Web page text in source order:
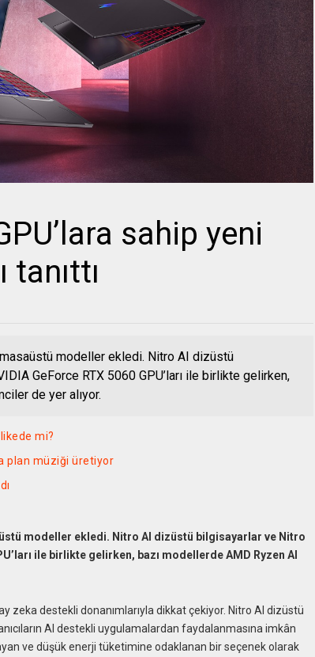
sahip yeni
modeller ekledi. Nitro AI dizüstü
GeForce RTX 5060 GPU’ları ile birlikte gelirken,
de yer alıyor.
mi?
plan müziği üretiyor
modeller ekledi. Nitro AI dizüstü bilgisayarlar ve Nitro
ile birlikte gelirken, bazı modellerde AMD Ryzen AI
zeka destekli donanımlarıyla dikkat çekiyor. Nitro AI dizüstü
AI destekli uygulamalardan faydalanmasına imkân
ve düşük enerji tüketimine odaklanan bir seçenek olarak